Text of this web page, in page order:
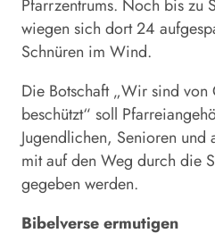
Pfarrzentrums. Noch bis zu
wiegen sich dort 24
Schnüren im Wind.
Die Botschaft „Wir sind von
beschützt“ soll
Jugendlichen, Senioren und
mit auf den Weg durch die
gegeben werden.
Bibelverse ermutigen